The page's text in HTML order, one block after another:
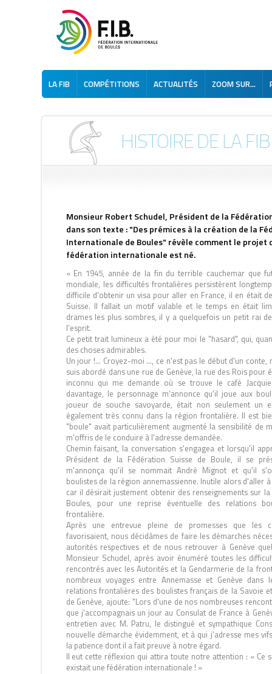
LA FIB COMPÉTITIONS ACTUALITÉS ZOOM SUR...
HISTOIRE DE LA FIB
Monsieur Robert Schudel, Président de la
dans son texte : "Des prémices à la création de la
Internationale de Boules" révèle comment le projet
fédération internationale est né.
« En 1945, année de la fin du terrible cauchemar que
mondiale, les difficultés frontalières persistèrent
difficile d'obtenir un visa pour aller en France, il en était
Suisse. Il fallait un motif valable et le temps en était
drames les plus sombres, il y a quelquefois un petit rai
l'esprit.
Ce petit trait lumineux a été pour moi le "hasard", qui,
des choses admirables.
Un jour !… Croyez-moi …, ce n'est pas le début d'un conte,
suis abordé dans une rue de Genève, la rue des Rois pour
inconnu qui me demande où se trouve le café
davantage, le personnage m'annonce qu'il joue aux
joueur de souche savoyarde, était non seulement un
également très connu dans la région frontalière. Il est
"boule" avait particulièrement augmenté la sensibilité de
m'offris de le conduire à l'adresse demandée.
Chemin faisant, la conversation s'engagea et lorsqu'il
Président de la Fédération Suisse de Boule, il se
m'annonça qu'il se nommait André Mignot et qu'il
boulistes de la région annemassienne. Inutile alors d'aller
car il désirait justement obtenir des renseignements sur
Boules, pour une reprise éventuelle des relations
frontalière.
Après une entrevue pleine de promesses que les
favorisaient, nous décidâmes de faire les démarches
autorités respectives et de nous retrouver à Genève
Monsieur Schudel, après avoir énuméré toutes les
rencontrés avec les Autorités et la Gendarmerie de la
nombreux voyages entre Annemasse et Genève
relations frontalières des boulistes français de la Savoie
de Genève, ajoute: "Lors d'une de nos nombreuses
que j'accompagnais un jour au Consulat de France à
entretien avec M. Patru, le distingué et sympathique
nouvelle démarche évidemment, et à qui j'adresse mes
la patience dont il a fait preuve à notre égard.
Il eut cette réflexion qui attira toute notre attention : « Ce
existait une fédération internationale ! »